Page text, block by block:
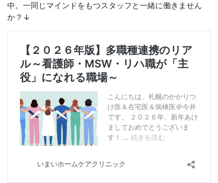
中。一同じマインドをもつスタッフと一緒に働きません
か？↓